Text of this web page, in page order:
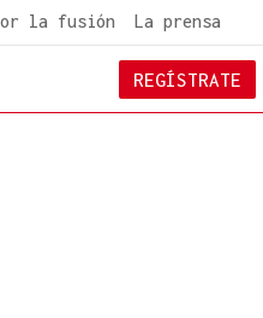
la fusión La prensa
REGÍSTRATE